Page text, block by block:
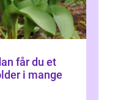
i mange